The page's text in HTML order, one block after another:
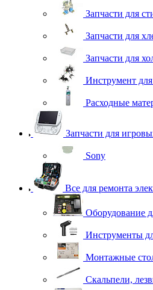
Запчасти для
Запчасти для
Запчасти для
Инструмент
Расходные
Запчасти для
Sony
Все для ремонта
Оборудование
Инструменты
Монтажные
Скальпели,